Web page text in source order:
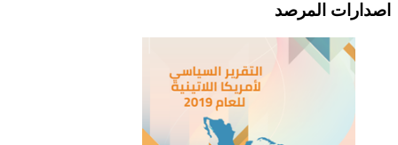
اصدارات المرصد